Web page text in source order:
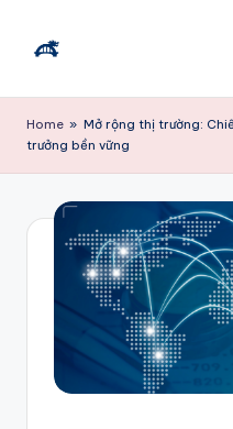
content
ì
m
ệ
Home » Mở rộng thị trường:
trưởng bền vững